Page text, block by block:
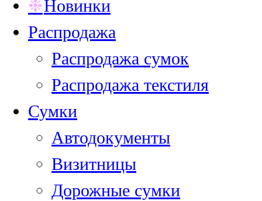
Новинки
Распродажа
Распродажа сумок
Распродажа текстиля
Сумки
Автодокументы
Визитницы
Дорожные сумки